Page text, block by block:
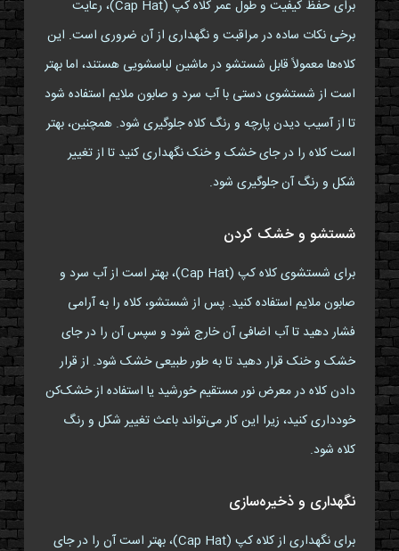
برای حفظ کیفیت و طول عمر کلاه کپ (Cap Hat)، رعایت
برخی نکات ساده در مراقبت و نگهداری از آن ضروری است. این
کلاه‌ها معمولاً قابل شستشو در ماشین لباسشویی هستند، اما بهتر
است از شستشوی دستی با آب سرد و صابون ملایم استفاده شود
تا از آسیب دیدن پارچه و رنگ کلاه جلوگیری شود. همچنین، بهتر
است کلاه را در جای خشک و خنک نگهداری کنید تا از تغییر
شکل و رنگ آن جلوگیری شود.
شستشو و خشک کردن
برای شستشوی کلاه کپ (Cap Hat)، بهتر است از آب سرد و
صابون ملایم استفاده کنید. پس از شستشو، کلاه را به آرامی
فشار دهید تا آب اضافی آن خارج شود و سپس آن را در جای
خشک و خنک قرار دهید تا به طور طبیعی خشک شود. از قرار
دادن کلاه در معرض نور مستقیم خورشید یا استفاده از خشک‌کن
خودداری کنید، زیرا این کار می‌تواند باعث تغییر شکل و رنگ
کلاه شود.
نگهداری و ذخیره‌سازی
برای نگهداری از کلاه کپ (Cap Hat)، بهتر است آن را در جای